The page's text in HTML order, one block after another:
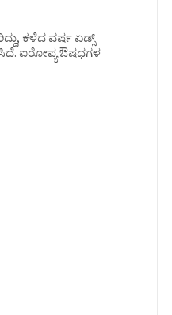
ಕಳೆದ ವರ್ಷ ಏಡ್ಸ್‌
ಐರೋಪ್ಯ ಔಷಧಗಳ